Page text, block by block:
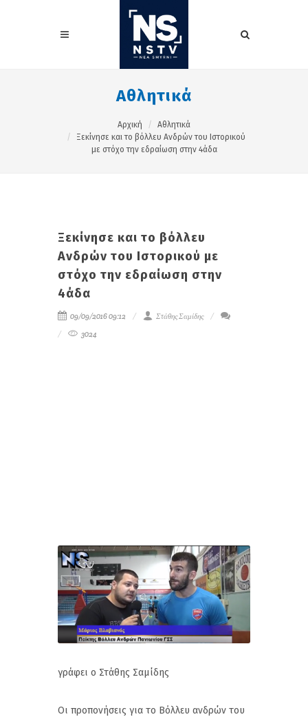
Αθλητικά
Αρχική
Αθλητικά
Ξεκίνησε και το βόλλευ Ανδρών του Ιστορικού
με στόχο την εδραίωση στην 4άδα
Ξεκίνησε και το βόλλευ
Ανδρών του Ιστορικού με
στόχο την εδραίωση στην
4άδα
09/09/2016 09:12
Στάθης Σαμίδης
3024
γράφει ο Στάθης Σαμίδης
Οι προπονήσεις για το Βόλλευ ανδρών του